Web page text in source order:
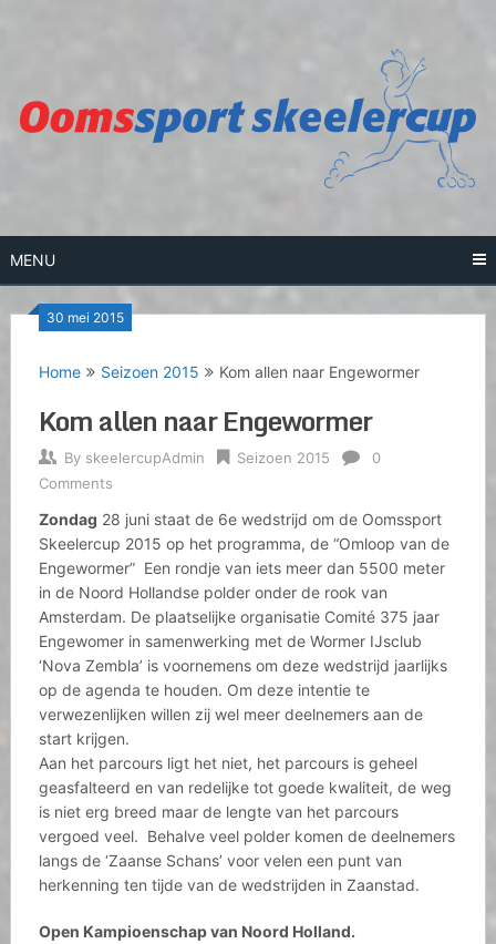
MENU
30 mei 2015
Home Seizoen 2015 Kom allen naar Engewormer
Kom allen naar Engewormer
By skeelercupAdmin Seizoen 2015
0
Comments
Zondag 28 juni staat de 6e wedstrijd om de Oomssport
Skeelercup 2015 op het programma, de “Omloop van de
Engewormer” Een rondje van iets meer dan 5500 meter
in de Noord Hollandse polder onder de rook van
Amsterdam. De plaatselijke organisatie Comité 375 jaar
Engewomer in samenwerking met de Wormer IJsclub
‘Nova Zembla’ is voornemens om deze wedstrijd jaarlijks
op de agenda te houden. Om deze intentie te
verwezenlijken willen zij wel meer deelnemers aan de
start krijgen.
Aan het parcours ligt het niet, het parcours is geheel
geasfalteerd en van redelijke tot goede kwaliteit, de weg
is niet erg breed maar de lengte van het parcours
vergoed veel. Behalve veel polder komen de deelnemers
langs de ‘Zaanse Schans’ voor velen een punt van
herkenning ten tijde van de wedstrijden in Zaanstad.
Open Kampioenschap van Noord Holland.